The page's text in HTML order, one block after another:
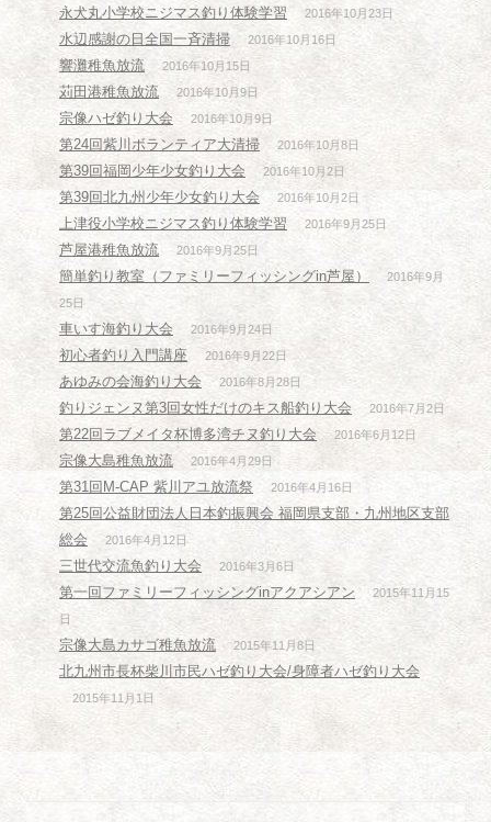
永犬丸小学校ニジマス釣り体験学習 2016年10月23日
水辺感謝の日全国一斉清掃 2016年10月16日
響灘稚魚放流 2016年10月15日
苅田港稚魚放流 2016年10月9日
宗像ハゼ釣り大会 2016年10月9日
第24回紫川ボランティア大清掃 2016年10月8日
第39回福岡少年少女釣り大会 2016年10月2日
第39回北九州少年少女釣り大会 2016年10月2日
上津役小学校ニジマス釣り体験学習 2016年9月25日
芦屋港稚魚放流 2016年9月25日
簡単釣り教室（ファミリーフィッシングin芦屋）
2016年9月
25日
車いす海釣り大会 2016年9月24日
初心者釣り入門講座 2016年9月22日
あゆみの会海釣り大会 2016年8月28日
釣りジェンヌ第3回女性だけのキス船釣り大会 2016年7月2日
第22回ラブメイタ杯博多湾チヌ釣り大会 2016年6月12日
宗像大島稚魚放流 2016年4月29日
第31回M-CAP 紫川アユ放流祭 2016年4月16日
第25回公益財団法人日本釣振興会 福岡県支部・九州地区支部
総会
2016年4月12日
三世代交流魚釣り大会 2016年3月6日
第一回ファミリーフィッシングinアクアシアン
2015年11月15
日
宗像大島カサゴ稚魚放流 2015年11月8日
北九州市長杯柴川市民ハゼ釣り大会/身障者ハゼ釣り大会
2015年11月1日